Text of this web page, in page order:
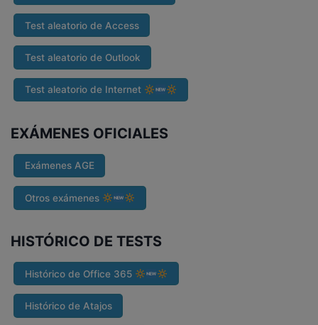
Test aleatorio de Access
Test aleatorio de Outlook
Test aleatorio de Internet
EXÁMENES OFICIALES
Exámenes AGE
Otros exámenes
HISTÓRICO DE TESTS
Histórico de Office 365
Histórico de Atajos